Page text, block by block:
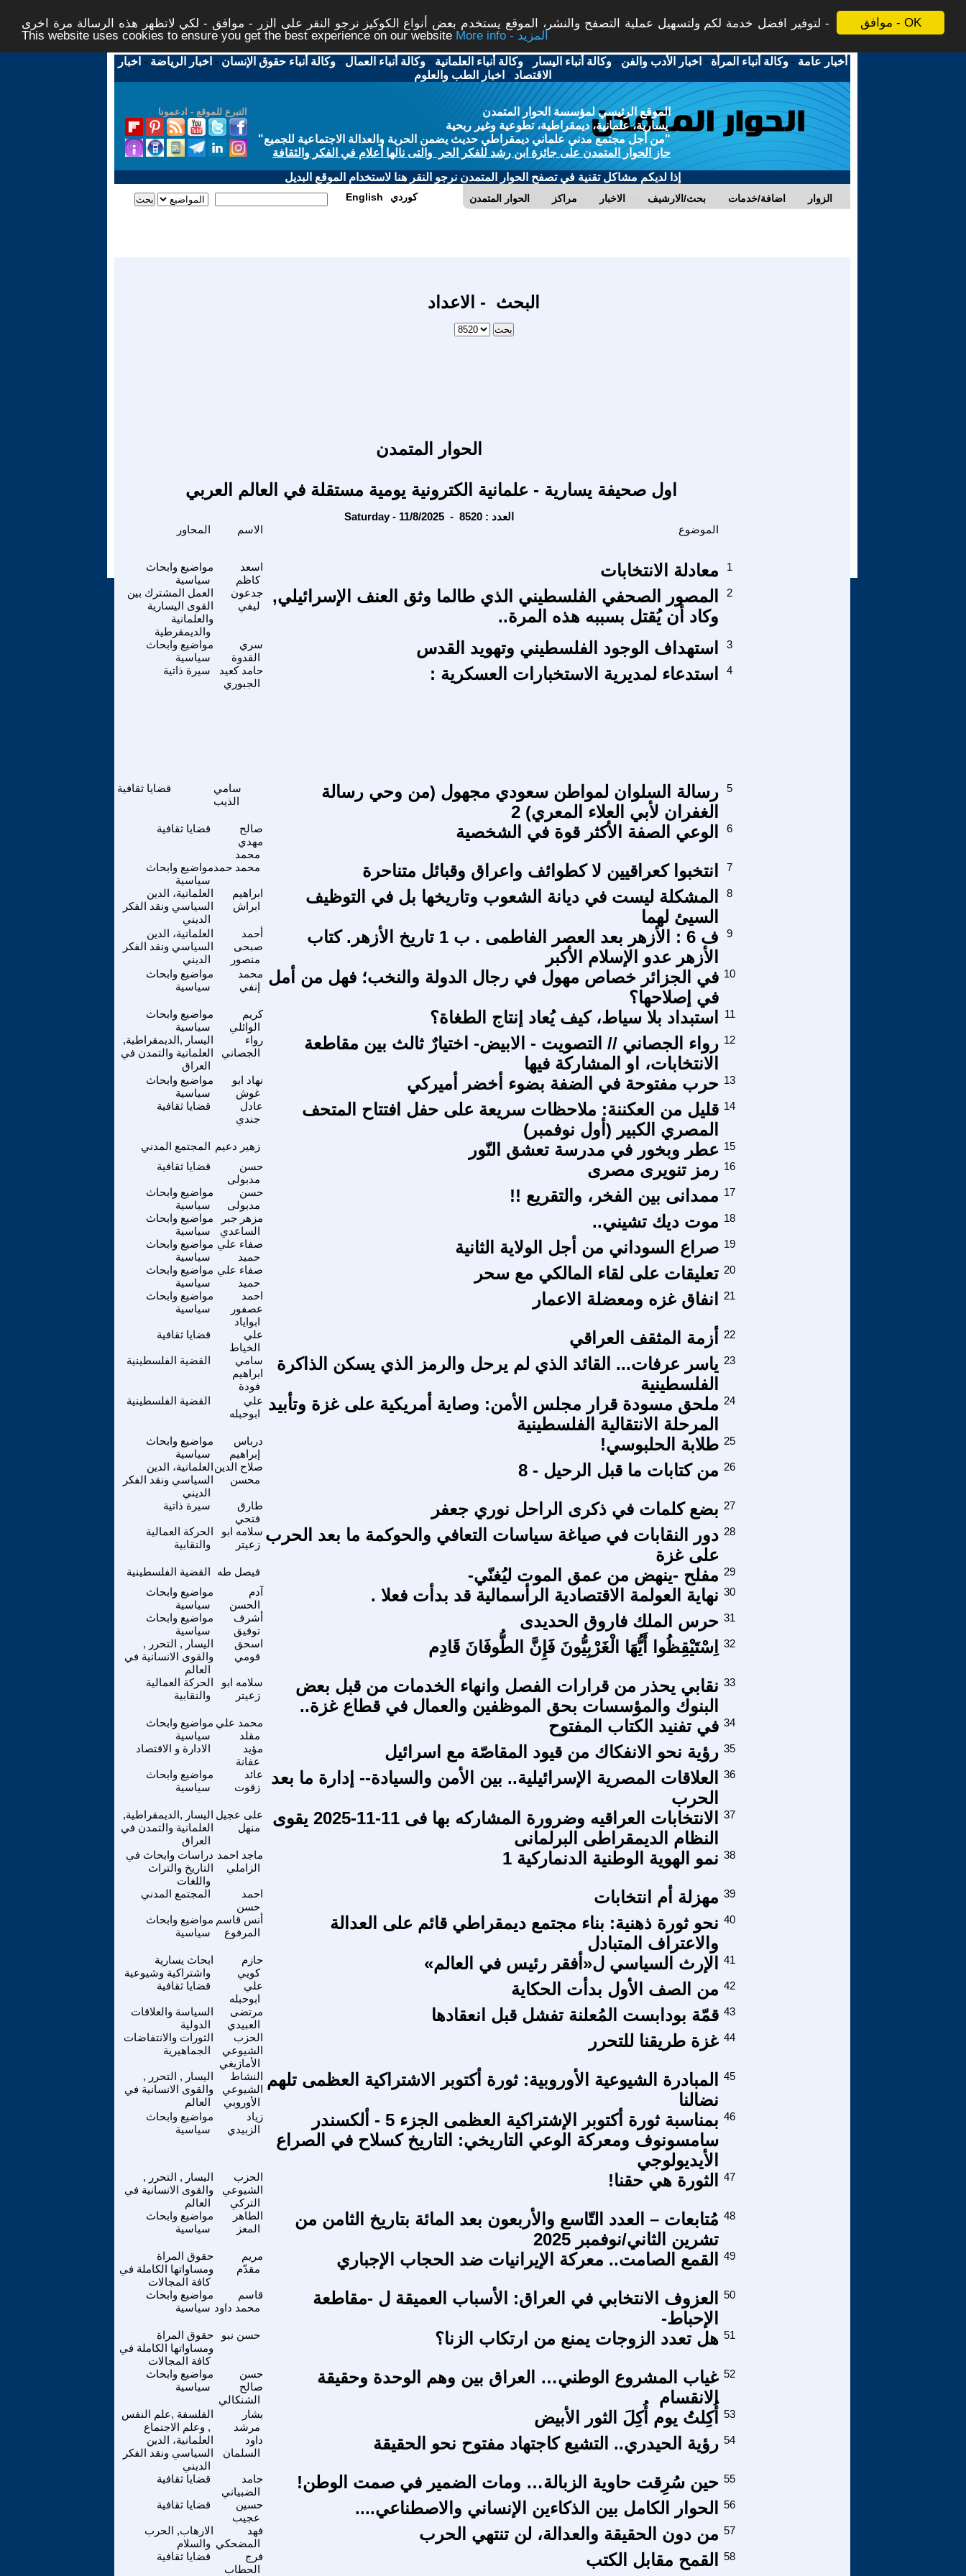
موافق - OK
لتوفير افضل خدمة لكم ولتسهيل عملية التصفح والنشر، الموقع يستخدم بعض أنواع الكوكيز نرجو النقر على الزر - موافق - لكي لاتظهر هذه الرسالة مرة اخرى -
This website uses cookies to ensure you get the best experience on our website
More info - المزيد
أخبار عامة -وكالة أنباء المرأة - اخبار الأدب والفن -وكالة أنباء اليسار -وكالة أنباء العلمانية -وكالة أنباء العمال -وكالة أنباء حقوق الإنسان - اخبار الرياضة - اخبار
الاقتصاد - اخبار الطب والعلوم
التبرع للموقع - ادعمونا
الموقع الرئيسي لمؤسسة الحوار المتمدن
يسارية، علمانية، ديمقراطية، تطوعية وغير ربحية
"من أجل مجتمع مدني علماني ديمقراطي حديث يضمن الحرية والعدالة الاجتماعية للجميع"
حاز الحوار المتمدن على جائزة ابن رشد للفكر الحر والتى نالها أعلام في الفكر والثقافة
إذا لديكم مشاكل تقنية في تصفح الحوار المتمدن نرجو النقر هنا لاستخدام الموقع البديل
الحوار المتمدن مراكز الاخبار بحث/الارشيف اضافة/خدمات الزوار English كوردي
البحث - الاعداد
الحوار المتمدن
اول صحيفة يسارية - علمانية الكترونية يومية مستقلة في العالم العربي
Saturday - 11/8/2025 - العدد : 8520
الاسم الموضوع
مواضيع وابحاث
سياسية
اسعد
كاظم
معادلة الانتخابات 1
العمل المشترك بين
القوى اليسارية
والعلمانية
والديمقرطية
جدعون
ليفي
المصور الصحفي الفلسطيني الذي طالما وثق العنف الإسرائيلي,
وكاد أن يُقتل بسببه هذه المرة..
2
مواضيع وابحاث
سياسية
سري
القدوة
استهداف الوجود الفلسطيني وتهويد القدس 3
سيرة ذاتية
حامد كعيد
الجبوري
استدعاء لمديرية الاستخبارات العسكرية : 4
قضايا ثقافية
سامي
الذيب
رسالة السلوان لمواطن سعودي مجهول (من وحي رسالة
الغفران لأبي العلاء المعري) 2
5
قضايا ثقافية
صالح
مهدي
محمد
الوعي الصفة الأكثر قوة في الشخصية 6
مواضيع وابحاث
سياسية
محمد حمد انتخبوا كعراقيين لا كطوائف واعراق وقبائل متناحرة 7
العلمانية، الدين
السياسي ونقد الفكر
الديني
ابراهيم
ابراش
المشكلة ليست في ديانة الشعوب وتاريخها بل في التوظيف
السيئ لهما
8
العلمانية، الدين
السياسي ونقد الفكر
الديني
أحمد
صبحى
منصور
ف 6 : الأزهر بعد العصر الفاطمى . ب 1 تاريخ الأزهر. كتاب
الأزهر عدو الإسلام الأكبر
9
مواضيع وابحاث
سياسية
محمد
إنفي
في الجزائر خصاص مهول في رجال الدولة والنخب؛ فهل من أمل
في إصلاحها؟
10
مواضيع وابحاث
سياسية
كريم
الوائلي
استبداد بلا سياط، كيف يُعاد إنتاج الطغاة؟ 11
اليسار ,الديمقراطية,
العلمانية والتمدن في
العراق
رواء
الجصاني
رواء الجصاني // التصويت - الابيض- اختيارٌ ثالث بين مقاطعة
الانتخابات، او المشاركة فيها
12
مواضيع وابحاث
سياسية
نهاد ابو
غوش
حرب مفتوحة في الضفة بضوء أخضر أميركي 13
قضايا ثقافية
عادل
جندي
قليل من العكننة: ملاحظات سريعة على حفل افتتاح المتحف
المصري الكبير (أول نوفمبر)
14
المجتمع المدني زهير دعيم عطر وبخور في مدرسة تعشق النّور 15
قضايا ثقافية
حسن
مدبولى
رمز تنويرى مصرى 16
مواضيع وابحاث
سياسية
حسن
مدبولى
ممدانى بين الفخر، والتقريع !! 17
مواضيع وابحاث
سياسية
مزهر جبر
الساعدي
موت ديك تشيني.. 18
مواضيع وابحاث
سياسية
صفاء علي
حميد
صراع السوداني من أجل الولاية الثانية 19
مواضيع وابحاث
سياسية
صفاء علي
حميد
تعليقات على لقاء المالكي مع سحر 20
مواضيع وابحاث
سياسية
احمد
عصفور
ابواياد
انفاق غزه ومعضلة الاعمار 21
قضايا ثقافية
علي
الخياط
أزمة المثقف العراقي 22
القضية الفلسطينية
سامي
ابراهيم
فودة
ياسر عرفات... القائد الذي لم يرحل والرمز الذي يسكن الذاكرة
الفلسطينية
23
القضية الفلسطينية
علي
ابوحبله
ملحق مسودة قرار مجلس الأمن: وصاية أمريكية على غزة وتأبيد
المرحلة الانتقالية الفلسطينية
24
مواضيع وابحاث
سياسية
درباس
إبراهيم
طلابة الحلبوسي! 25
العلمانية، الدين
السياسي ونقد الفكر
الديني
صلاح الدين
محسن
من كتابات ما قبل الرحيل - 8 26
سيرة ذاتية
طارق
فتحي
بضع كلمات في ذكرى الراحل نوري جعفر 27
الحركة العمالية
والنقابية
سلامه ابو
زعيتر دور النقابات في صياغة سياسات التعافي والحوكمة ما بعد الحرب
على غزة
28
القضية الفلسطينية فيصل طه مفلح -ينهض من عمق الموت ليُغنّي- 29
مواضيع وابحاث
سياسية
آدم
الحسن
نهاية العولمة الاقتصادية الرأسمالية قد بدأت فعلا . 30
مواضيع وابحاث
سياسية
أشرف
توفيق
حرس الملك فاروق الحديدى 31
اليسار , التحرر ,
والقوى الانسانية في
العالم
اسحق
قومي
اِسْتَيْقِظُوا أَيُّهَا الْغَرْبِيُّونَ فَإِنَّ الطُّوفَانَ قَادِم 32
الحركة العمالية
والنقابية
سلامه ابو
زعيتر
نقابي يحذر من قرارات الفصل وانهاء الخدمات من قبل بعض
البنوك والمؤسسات بحق الموظفين والعمال في قطاع غزة..
33
مواضيع وابحاث
سياسية
محمد علي
مقلد
في تفنيد الكتاب المفتوح 34
الادارة و الاقتصاد
مؤيد
عفانة
رؤية نحو الانفكاك من قيود المقاصّة مع اسرائيل 35
مواضيع وابحاث
سياسية
عائد
زقوت
العلاقات المصرية الإسرائيلية.. بين الأمن والسيادة-- إدارة ما بعد
الحرب
36
اليسار ,الديمقراطية,
العلمانية والتمدن في
العراق
على عجيل
منهل
الانتخابات العراقيه وضرورة المشاركه بها فى 11-11-2025 يقوى
النظام الديمقراطى البرلمانى
37
دراسات وابحاث في
التاريخ والتراث
واللغات
ماجد احمد
الزاملي
نمو الهوية الوطنية الدنماركية 1 38
المجتمع المدني
احمد
حسن
مهزلة أم انتخابات 39
مواضيع وابحاث
سياسية
أنس قاسم
المرفوع
نحو ثورة ذهنية: بناء مجتمع ديمقراطي قائم على العدالة
والاعتراف المتبادل
40
ابحاث يسارية
واشتراكية وشيوعية
حازم
كويي
الإرث السياسي ل«أفقر رئيس في العالم» 41
قضايا ثقافية
علي
ابوحبله
من الصف الأول بدأت الحكاية 42
السياسة والعلاقات
الدولية
مرتضى
العبيدي
قمّة بودابست المُعلنة تفشل قبل انعقادها 43
الثورات والانتفاضات
الجماهيرية
الحزب
الشيوعي
الأمازيغي
غزة طريقنا للتحرر 44
اليسار , التحرر ,
والقوى الانسانية في
العالم
النشاط
الشيوعي
الأوروبي
المبادرة الشيوعية الأوروبية: ثورة أكتوبر الاشتراكية العظمى تلهم
نضالنا
45
مواضيع وابحاث
سياسية
زياد
الزبيدي
بمناسبة ثورة أكتوبر الإشتراكية العظمى الجزء 5 - ألكسندر
سامسونوف ومعركة الوعي التاريخي: التاريخ كسلاح في الصراع
الأيديولوجي
46
اليسار , التحرر ,
والقوى الانسانية في
العالم
الحزب
الشيوعي
التركي
الثورة هي حقنا! 47
مواضيع وابحاث
سياسية
الطاهر
المعز
مُتابعات – العدد التّاسع والأربعون بعد المائة بتاريخ الثامن من
تشرين الثاني/نوفمبر 2025
48
حقوق المراة
ومساواتها الكاملة في
كافة المجالات
مريم
مقدّم
القمع الصامت.. معركة الإيرانيات ضد الحجاب الإجباري 49
مواضيع وابحاث
سياسية
قاسم
محمد داود
العزوف الانتخابي في العراق: الأسباب العميقة ل -مقاطعة
الإحباط-
50
حقوق المراة
ومساواتها الكاملة في
كافة المجالات
حسن نبو هل تعدد الزوجات يمنع من ارتكاب الزنا؟ 51
مواضيع وابحاث
سياسية
حسن
صالح
الشنكالي
غياب المشروع الوطني… العراق بين وهم الوحدة وحقيقة
الانقسام
52
الفلسفة ,علم النفس
, وعلم الاجتماع
بشار
مرشد
أُكِلتُ يوم أُكِلَ الثور الأبيض 53
العلمانية، الدين
السياسي ونقد الفكر
الديني
داود
السلمان
رؤية الحيدري.. التشيع كاجتهاد مفتوح نحو الحقيقة 54
قضايا ثقافية
حامد
الضبياني
حين سُرِقت حاوية الزبالة… ومات الضمير في صمت الوطن! 55
قضايا ثقافية
حسين
عجيب
الحوار الكامل بين الذكاءين الإنساني والاصطناعي.... 56
الارهاب, الحرب
والسلام
فهد
المضحكي
من دون الحقيقة والعدالة، لن تنتهي الحرب 57
قضايا ثقافية
فرج
الحطاب
القمح مقابل الكتب 58